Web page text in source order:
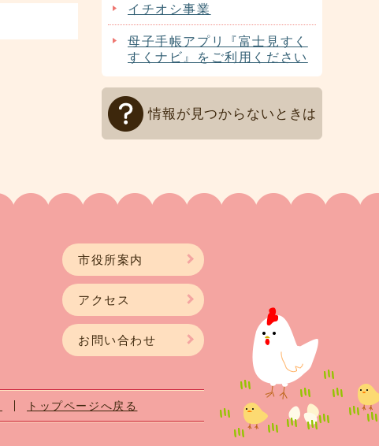
イチオシ事業
母子手帳アプリ『富士見すく
すくナビ』をご利用ください
情報が見つからないときは
市役所案内
アクセス
お問い合わせ
トップページへ戻る